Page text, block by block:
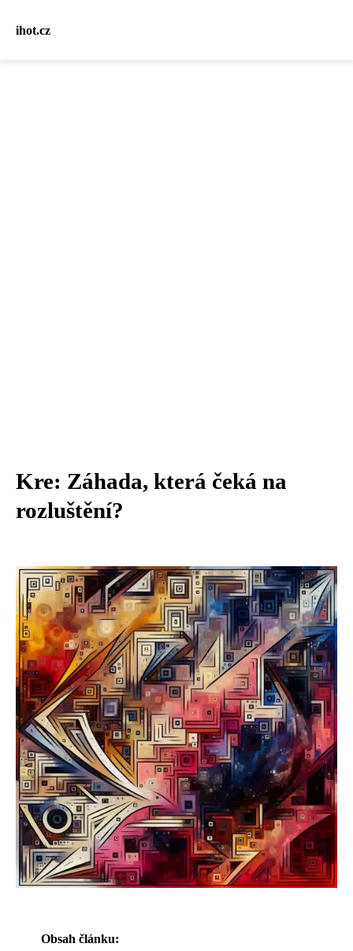
ihot.cz
Kre: Záhada, která čeká na
rozluštění?
Obsah článku: